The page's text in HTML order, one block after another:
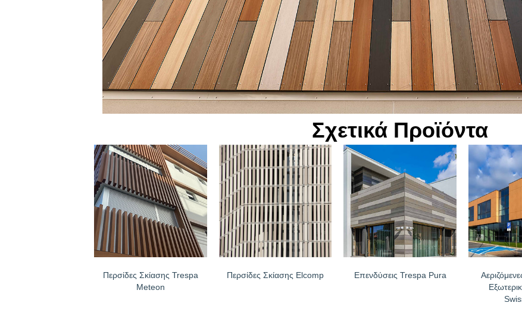
Χαμηλός στατικός ηλεκτρισμός με αποτέλεσμα να μην ευνοεί το επικάθισμα
Γρήγορη, εύκολη και ασφαλής τοποθέτηση με εμφανή ή αφανή τρόπο
κολλητό)
Μηδενική συντήρηση
Ενεργειακή αποδοτικότητα, δεν δημιουργεί θερμογέφυρες περιορίζοντας
θερμότητας το χειμώνα και τη μετάδοσή της το καλοκαίρι.
10ετή εγγύηση για οποιοδήποτε μέρος του κόσμου
Πλήρης σειρά πιστοποιητικών σύμφωνα με τα αυστηρότερα Ευρωπαϊκά
Σχετικά Προϊόντα
Περσίδες Σκίασης Trespa
Meteon
Περσίδες Σκίασης Elcomp Επενδύσεις Trespa Pura